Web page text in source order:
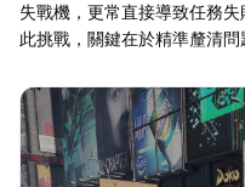
失戰機，更常直接導致任務
此挑戰，關鍵在於精準釐清問